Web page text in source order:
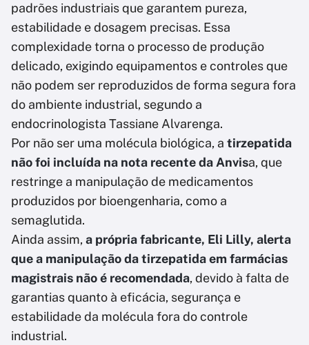
padrões industriais que garantem pureza,
estabilidade e dosagem precisas. Essa
complexidade torna o processo de produção
delicado, exigindo equipamentos e controles que
não podem ser reproduzidos de forma segura fora
do ambiente industrial, segundo a
endocrinologista Tassiane Alvarenga.
Por não ser uma molécula biológica, a tirzepatida
não foi incluída na nota recente da Anvisa, que
restringe a manipulação de medicamentos
produzidos por bioengenharia, como a
semaglutida.
Ainda assim, a própria fabricante, Eli Lilly, alerta
que a manipulação da tirzepatida em farmácias
magistrais não é recomendada, devido à falta de
garantias quanto à eficácia, segurança e
estabilidade da molécula fora do controle
industrial.